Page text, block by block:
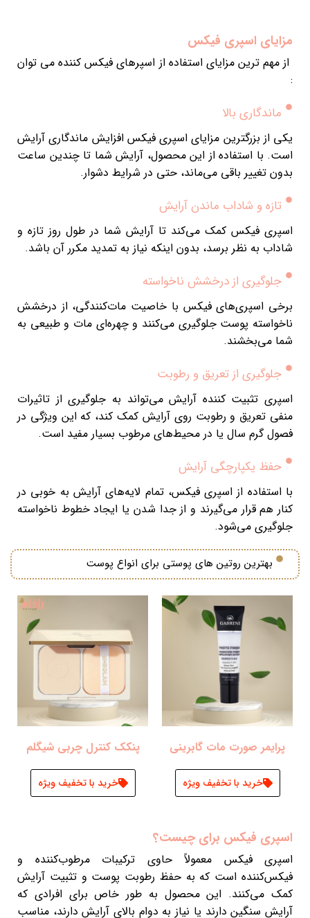
مزایای اسپری فیکس
از مهم ترین مزایای استفاده از اسپرهای فیکس کننده می توان
:
ماندگاری بالا
یکی از بزرگترین مزایای اسپری فیکس افزایش ماندگاری آرایش
است. با استفاده از این محصول، آرایش شما تا چندین ساعت
بدون تغییر باقی می‌ماند، حتی در شرایط دشوار.
تازه و شاداب ماندن آرایش
اسپری فیکس کمک می‌کند تا آرایش شما در طول روز تازه و
شاداب به نظر برسد، بدون اینکه نیاز به تمدید مکرر آن باشد.
جلوگیری از درخشش ناخواسته
برخی اسپری‌های فیکس با خاصیت مات‌کنندگی، از درخشش
ناخواسته پوست جلوگیری می‌کنند و چهره‌ای مات و طبیعی به
شما می‌بخشند.
جلوگیری از تعریق و رطوبت
اسپری تثبیت کننده آرایش می‌تواند به جلوگیری از تاثیرات
منفی تعریق و رطوبت روی آرایش کمک کند، که این ویژگی در
فصول گرم سال یا در محیط‌های مرطوب بسیار مفید است.
حفظ یکپارچگی آرایش
با استفاده از اسپری فیکس، تمام لایه‌های آرایش به خوبی در
کنار هم قرار می‌گیرند و از جدا شدن یا ایجاد خطوط ناخواسته
جلوگیری می‌شود.
بهترین روتین های پوستی برای انواع پوست
پرایمر صورت مات گابرینی
خرید با تخفیف ویژه
پنکک کنترل چربی شیگلم
خرید با تخفیف ویژه
اسپری فیکس برای چیست؟
اسپری فیکس معمولاً حاوی ترکیبات مرطوب‌کننده و
فیکس‌کننده است که به حفظ رطوبت پوست و تثبیت آرایش
کمک می‌کنند. این محصول به طور خاص برای افرادی که
آرایش سنگین دارند یا نیاز به دوام بالای آرایش دارند، مناسب